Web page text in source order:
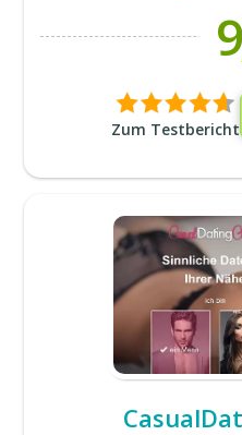
Zum Testbericht